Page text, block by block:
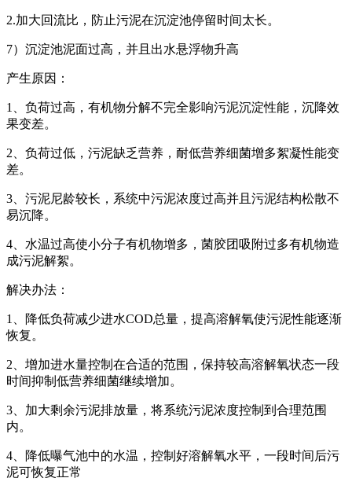
2.加大回流比，防止污泥在沉淀池停留时间太长。
7）沉淀池泥面过高，并且出水悬浮物升高
产生原因：
1、负荷过高，有机物分解不完全影响污泥沉淀性能，沉降效
果变差。
2、负荷过低，污泥缺乏营养，耐低营养细菌增多絮凝性能变
差。
3、污泥尼龄较长，系统中污泥浓度过高并且污泥结构松散不
易沉降。
4、水温过高使小分子有机物增多，菌胶团吸附过多有机物造
成污泥解絮。
解决办法：
1、降低负荷减少进水COD总量，提高溶解氧使污泥性能逐渐
恢复。
2、增加进水量控制在合适的范围，保持较高溶解氧状态一段
时间抑制低营养细菌继续增加。
3、加大剩余污泥排放量，将系统污泥浓度控制到合理范围
内。
4、降低曝气池中的水温，控制好溶解氧水平，一段时间后污
泥可恢复正常